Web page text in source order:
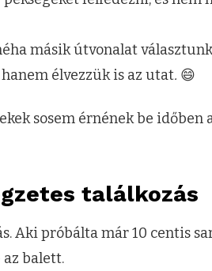
másik útvonalat
élvezzük is az utat. 😄
sosem érnének be időben
találkozás
Aki próbálta már 10 centis
az balett.